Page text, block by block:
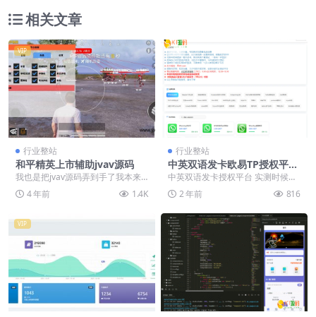
相关文章
VIP
行业整站
和平精英上市辅助jvav源码
我也是把jvav源码弄到手了我本来
想自己一个人独吞的 我想了想还是
给你们吧让你们...
4 年前 1.4K
置顶
行业整站
中英双语发卡欧易TP授权平台
【亲测源码】
中英双语发卡授权平台 实测时候数
据库导入异常 不知道是有问题还是
可能环境不一致 ...
2 年前 816
VIP